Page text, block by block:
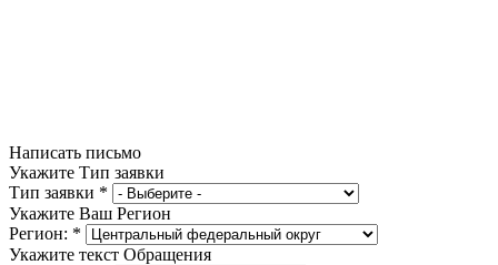
Написать письмо
Укажите Тип заявки
Тип заявки *
Укажите Ваш Регион
Регион: *
Укажите текст Обращения